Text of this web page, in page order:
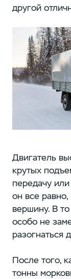
другой
Двигатель
крутых
передачу
он все
вершину. В
особо не
разогнаться
После того,
тонны